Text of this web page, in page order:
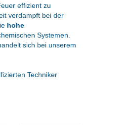
effizient zu
verdampft bei der
hohe
Systemen.
sich bei unserem
Techniker